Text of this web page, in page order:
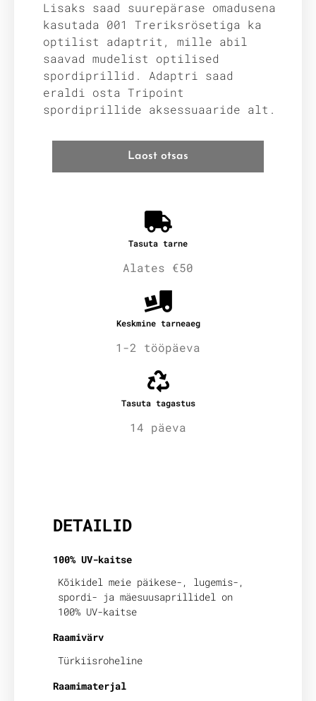
Lisaks saad suurepärase omadusena
kasutada 001 Treriksrösetiga ka
optilist adaptrit, mille abil
saavad mudelist optilised
spordiprillid. Adaptri saad
eraldi osta Tripoint
spordiprillide aksessuaaride alt.
Laost otsas
Tasuta tarne
Alates €50
Keskmine tarneaeg
1-2 tööpäeva
Tasuta tagastus
14 päeva
DETAILID
100% UV-kaitse
Kõikidel meie päikese-, lugemis-,
spordi- ja mäesuusaprillidel on
100% UV-kaitse
Raamivärv
Türkiisroheline
Raamimaterjal